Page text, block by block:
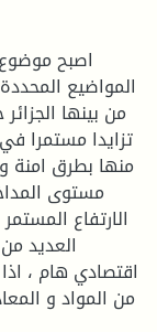
اصبح موضوع
المواضيع
من بينها
تزايدا مستمرا
منها بطرق امنة
مستوى
الارتفاع
العديد
اقتصادي هام ،
من المواد و